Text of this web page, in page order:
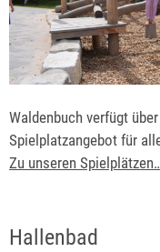
Waldenbuch verfügt
Spielplatzangebot für
Zu unseren
Hallenbad